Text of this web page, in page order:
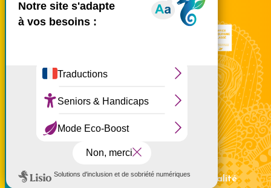
Tout accepter
Tout refuser
à partir de 55 €
Réservez en ligne
Mentions légales Politique de confidentialité